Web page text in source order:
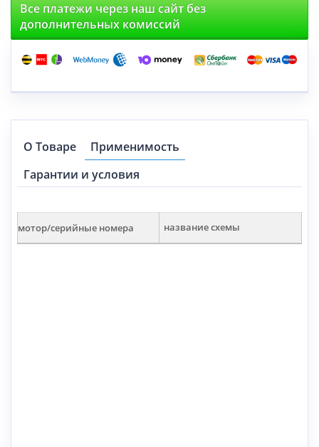
Все платежи через наш сайт без
дополнительных комиссий
О Товаре
Применимость
Гарантии и условия
мотор/серийные номера название схемы